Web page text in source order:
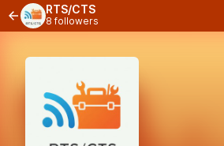
RTS/CTS
8 followers